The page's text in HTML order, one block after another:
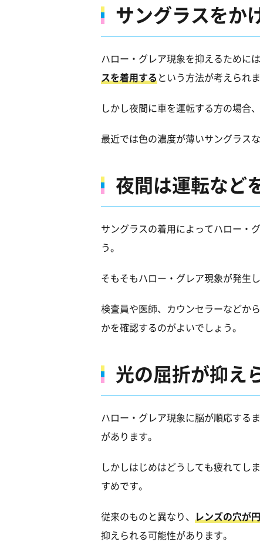
サングラスをか
ハロー・グレア現象を抑えるために
スを着用するという方法が考えられま
しかし夜間に車を運転する方の場合
最近では色の濃度が薄いサングラス
夜間は運転など
サングラスの着用によってハロー・
う。
そもそもハロー・グレア現象が発生
検査員や医師、カウンセラーなどか
かを確認するのがよいでしょう。
光の屈折が抑え
ハロー・グレア現象に脳が順応する
があります。
しかしはじめはどうしても疲れてし
すめです。
従来のものと異なり、 レンズの穴が
抑えられる可能性があります。